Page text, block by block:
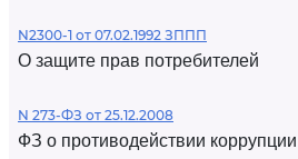
N2300-1 от 07.02.1992 ЗППП
О защите прав потребителей
N 273-ФЗ от 25.12.2008
ФЗ о противодействии коррупции